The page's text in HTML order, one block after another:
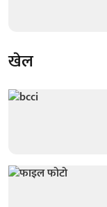
खेल